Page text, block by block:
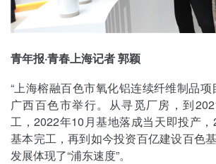
青年报·青春上海记者 郭颖
“上海榕融百色市氧化铝连续纤维制品项
广西百色市举行。从寻觅厂房，到
工，2022年10月基地落成当天即投产
基本完工，再到如今投资百亿建设百色
发展体现了“浦东速度”。